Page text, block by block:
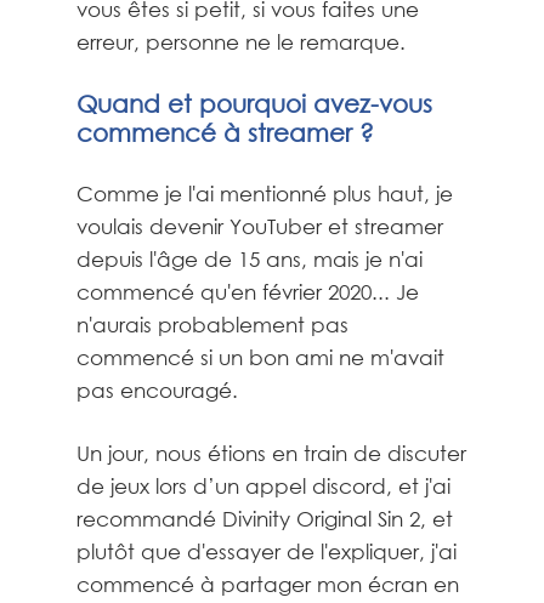
vous êtes si petit, si vous faites une
erreur, personne ne le remarque.
Quand et pourquoi avez-vous
commencé à streamer ?
Comme je l'ai mentionné plus haut, je
voulais devenir YouTuber et streamer
depuis l'âge de 15 ans, mais je n'ai
commencé qu'en février 2020... Je
n'aurais probablement pas
commencé si un bon ami ne m'avait
pas encouragé.
Un jour, nous étions en train de discuter
de jeux lors d’un appel discord, et j'ai
recommandé Divinity Original Sin 2, et
plutôt que d'essayer de l'expliquer, j'ai
commencé à partager mon écran en